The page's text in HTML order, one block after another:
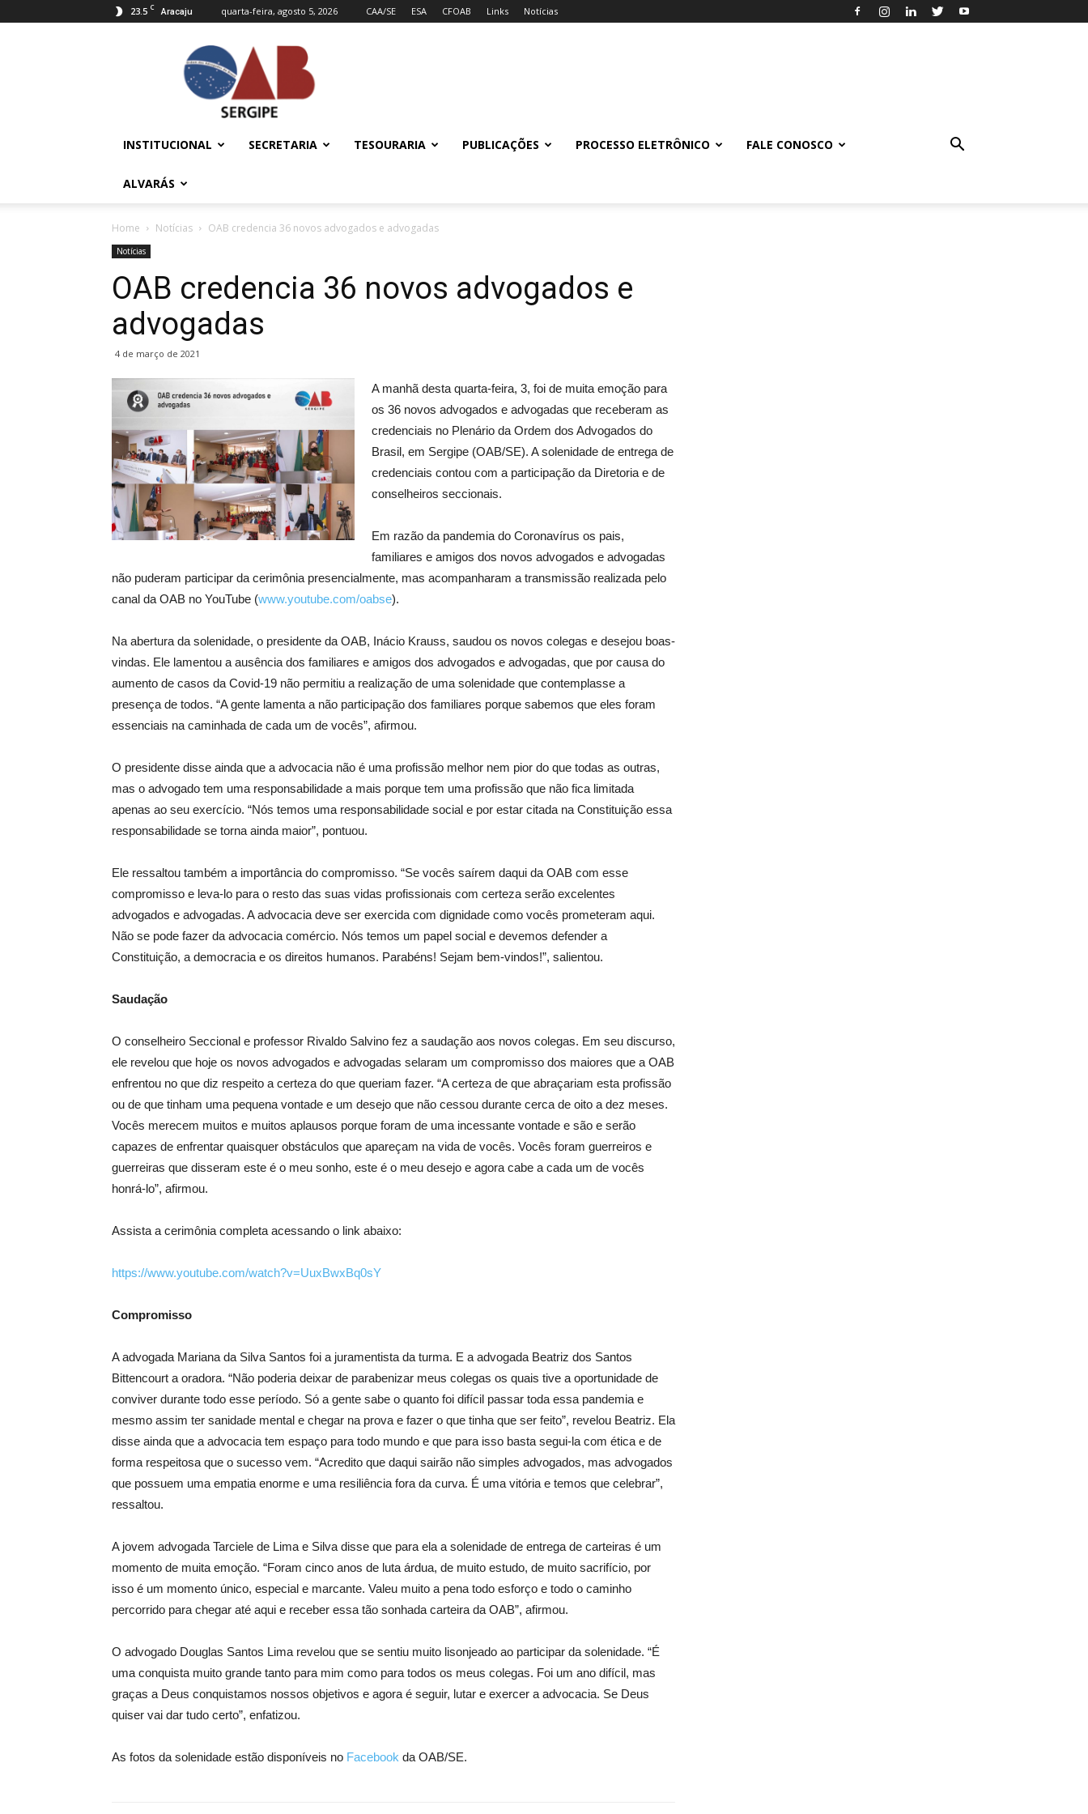
23.5 C Aracaju quarta-feira, agosto 5, 2026 CAA/SE ESA CFOAB Links Notícias
OAB/SE
Ordem
do
INSTITUCIONAL SECRETARIA TESOURARIA PUBLICAÇÕES PROCESSO ELETRÔNICO FALE CONOSCO
ALVARÁS
Home Notícias OAB credencia 36 novos advogados e advogadas
Notícias
OAB credencia 36 novos advogados e
advogadas
4 de março de 2021
A manhã desta quarta-feira, 3, foi de muita emoção para
os 36 novos advogados e advogadas que receberam as
credenciais no Plenário da Ordem dos Advogados do
Brasil, em Sergipe (OAB/SE). A solenidade de entrega de
credenciais contou com a participação da Diretoria e de
conselheiros seccionais.
Em razão da pandemia do Coronavírus os pais,
familiares e amigos dos novos advogados e advogadas
não puderam participar da cerimônia presencialmente, mas acompanharam a transmissão realizada pelo
canal da OAB no YouTube (www.youtube.com/oabse).
Na abertura da solenidade, o presidente da OAB, Inácio Krauss, saudou os novos colegas e desejou boas-
vindas. Ele lamentou a ausência dos familiares e amigos dos advogados e advogadas, que por causa do
aumento de casos da Covid-19 não permitiu a realização de uma solenidade que contemplasse a
presença de todos. “A gente lamenta a não participação dos familiares porque sabemos que eles foram
essenciais na caminhada de cada um de vocês”, afirmou.
O presidente disse ainda que a advocacia não é uma profissão melhor nem pior do que todas as outras,
mas o advogado tem uma responsabilidade a mais porque tem uma profissão que não fica limitada
apenas ao seu exercício. “Nós temos uma responsabilidade social e por estar citada na Constituição essa
responsabilidade se torna ainda maior”, pontuou.
Ele ressaltou também a importância do compromisso. “Se vocês saírem daqui da OAB com esse
compromisso e leva-lo para o resto das suas vidas profissionais com certeza serão excelentes
advogados e advogadas. A advocacia deve ser exercida com dignidade como vocês prometeram aqui.
Não se pode fazer da advocacia comércio. Nós temos um papel social e devemos defender a
Constituição, a democracia e os direitos humanos. Parabéns! Sejam bem-vindos!”, salientou.
Saudação
O conselheiro Seccional e professor Rivaldo Salvino fez a saudação aos novos colegas. Em seu discurso,
ele revelou que hoje os novos advogados e advogadas selaram um compromisso dos maiores que a OAB
enfrentou no que diz respeito a certeza do que queriam fazer. “A certeza de que abraçariam esta profissão
ou de que tinham uma pequena vontade e um desejo que não cessou durante cerca de oito a dez meses.
Vocês merecem muitos e muitos aplausos porque foram de uma incessante vontade e são e serão
capazes de enfrentar quaisquer obstáculos que apareçam na vida de vocês. Vocês foram guerreiros e
guerreiras que disseram este é o meu sonho, este é o meu desejo e agora cabe a cada um de vocês
honrá-lo”, afirmou.
Assista a cerimônia completa acessando o link abaixo:
https://www.youtube.com/watch?v=UuxBwxBq0sY
Compromisso
A advogada Mariana da Silva Santos foi a juramentista da turma. E a advogada Beatriz dos Santos
Bittencourt a oradora. “Não poderia deixar de parabenizar meus colegas os quais tive a oportunidade de
conviver durante todo esse período. Só a gente sabe o quanto foi difícil passar toda essa pandemia e
mesmo assim ter sanidade mental e chegar na prova e fazer o que tinha que ser feito”, revelou Beatriz. Ela
disse ainda que a advocacia tem espaço para todo mundo e que para isso basta segui-la com ética e de
forma respeitosa que o sucesso vem. “Acredito que daqui sairão não simples advogados, mas advogados
que possuem uma empatia enorme e uma resiliência fora da curva. É uma vitória e temos que celebrar”,
ressaltou.
A jovem advogada Tarciele de Lima e Silva disse que para ela a solenidade de entrega de carteiras é um
momento de muita emoção. “Foram cinco anos de luta árdua, de muito estudo, de muito sacrifício, por
isso é um momento único, especial e marcante. Valeu muito a pena todo esforço e todo o caminho
percorrido para chegar até aqui e receber essa tão sonhada carteira da OAB”, afirmou.
O advogado Douglas Santos Lima revelou que se sentiu muito lisonjeado ao participar da solenidade. “É
uma conquista muito grande tanto para mim como para todos os meus colegas. Foi um ano difícil, mas
graças a Deus conquistamos nossos objetivos e agora é seguir, lutar e exercer a advocacia. Se Deus
quiser vai dar tudo certo”, enfatizou.
As fotos da solenidade estão disponíveis no Facebook da OAB/SE.